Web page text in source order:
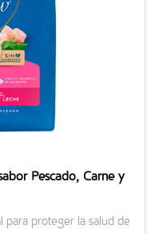
Pescado, Carne y
para proteger la salud de